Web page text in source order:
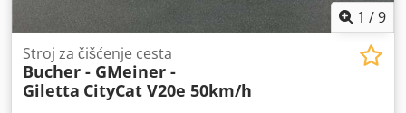
1 /9
Stroj za čišćenje cesta
Bucher - GMeiner -
Giletta CityCat V20e 50km/h